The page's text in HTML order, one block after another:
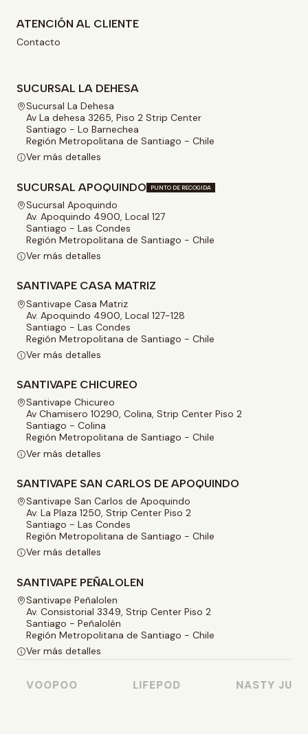
ATENCIÓN AL CLIENTE
Contacto
SUCURSAL LA DEHESA
Sucursal La Dehesa
Av La dehesa 3265, Piso 2 Strip Center
Santiago - Lo Barnechea
Región Metropolitana de Santiago - Chile
Ver más detalles
SUCURSAL APOQUINDO PUNTO DE RECOGIDA
Sucursal Apoquindo
Av. Apoquindo 4900, Local 127
Santiago - Las Condes
Región Metropolitana de Santiago - Chile
Ver más detalles
SANTIVAPE CASA MATRIZ
Santivape Casa Matriz
Av. Apoquindo 4900, Local 127-128
Santiago - Las Condes
Región Metropolitana de Santiago - Chile
Ver más detalles
SANTIVAPE CHICUREO
Santivape Chicureo
Av Chamisero 10290, Colina, Strip Center Piso 2
Santiago - Colina
Región Metropolitana de Santiago - Chile
Ver más detalles
SANTIVAPE SAN CARLOS DE APOQUINDO
Santivape San Carlos de Apoquindo
Av. La Plaza 1250, Strip Center Piso 2
Santiago - Las Condes
Región Metropolitana de Santiago - Chile
Ver más detalles
SANTIVAPE PEÑALOLEN
Santivape Peñalolen
Av. Consistorial 3349, Strip Center Piso 2
Santiago - Peñalolén
Región Metropolitana de Santiago - Chile
Ver más detalles
VOOPOO LIFEPOD NASTY JUICE